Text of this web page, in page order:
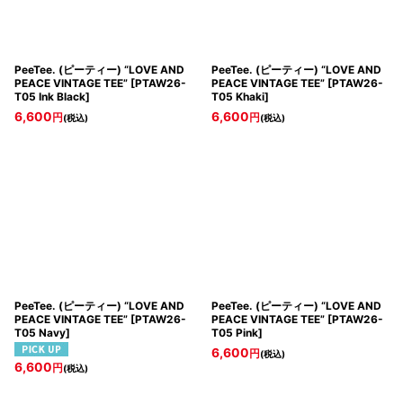
PeeTee. (ピーティー) “LOVE AND
PEACE VINTAGE TEE” [PTAW26-
T05 Ink Black]
6,600円(税込)
PeeTee. (ピーティー) “LOVE AND
PEACE VINTAGE TEE” [PTAW26-
T05 Khaki]
6,600円(税込)
PeeTee. (ピーティー) “LOVE AND
PEACE VINTAGE TEE” [PTAW26-
T05 Navy]
6,600円(税込)
PeeTee. (ピーティー) “LOVE AND
PEACE VINTAGE TEE” [PTAW26-
T05 Pink]
6,600円(税込)